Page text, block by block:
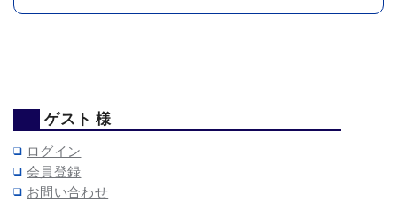
ゲスト 様
ログイン
会員登録
お問い合わせ